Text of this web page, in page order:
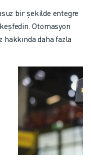
bir şekilde entegre
Otomasyon
daha fazla